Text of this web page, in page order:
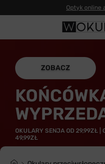
Optyk online
ZOBACZ
OKULARY SENJA OD 29,99ZŁ |
49,99ZŁ